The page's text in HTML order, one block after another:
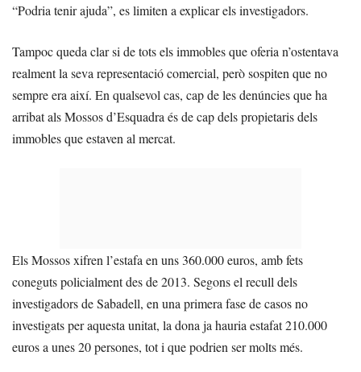
“Podria tenir ajuda”, es limiten a explicar els investigadors.
Tampoc queda clar si de tots els immobles que oferia n’ostentava
realment la seva representació comercial, però sospiten que no
sempre era així. En qualsevol cas, cap de les denúncies que ha
arribat als Mossos d’Esquadra és de cap dels propietaris dels
immobles que estaven al mercat.
Els Mossos xifren l’estafa en uns 360.000 euros, amb fets
coneguts policialment des de 2013. Segons el recull dels
investigadors de Sabadell, en una primera fase de casos no
investigats per aquesta unitat, la dona ja hauria estafat 210.000
euros a unes 20 persones, tot i que podrien ser molts més.